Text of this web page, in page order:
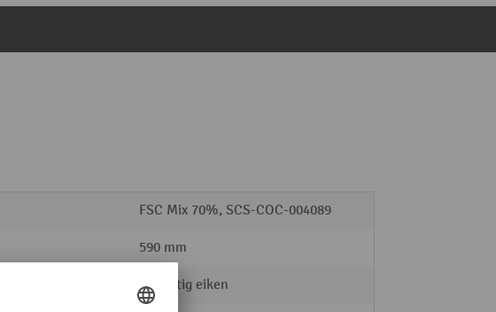
FSC Mix 70%, SCS-COC-004089
590 mm
Knoestig eiken